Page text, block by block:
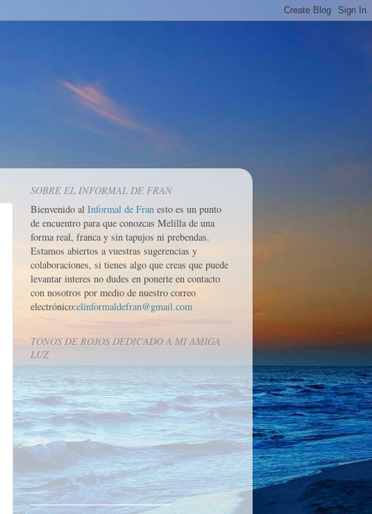
SOBRE EL INFORMAL DE FRAN
Bienvenido al Informal de Fran esto es un punto
de encuentro para que conozcas Melilla de una
forma real, franca y sin tapujos ni prebendas.
Estamos abiertos a vuestras sugerencias y
colaboraciones, si tienes algo que creas que puede
levantar interes no dudes en ponerte en contacto
con nosotros por medio de nuestro correo
electrónico:elinformaldefran@gmail.com
TONOS DE ROJOS DEDICADO A MI AMIGA
LUZ